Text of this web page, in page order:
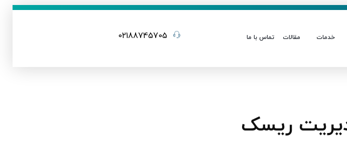
خدمات مقالات تماس با ما 02188745705
ریسک